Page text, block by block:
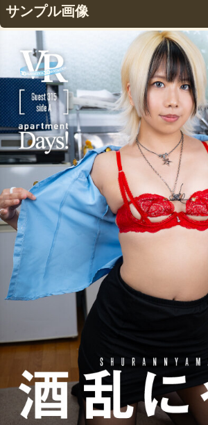
サンプル画像